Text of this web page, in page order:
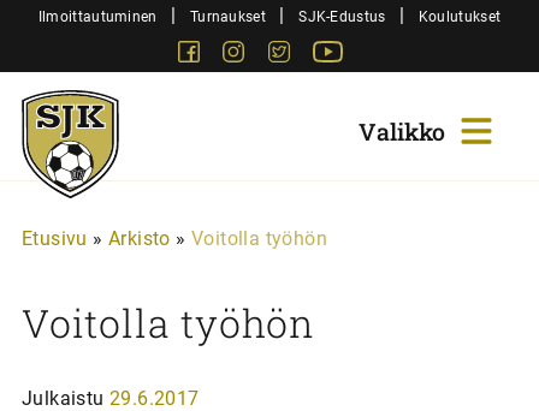
SiirryIlmoittautuminen | Turnaukset | SJK-Edustus | Koulutukset
FacebookInstagram
Twitter
Sjk-
Juniorit
Etusivu » Arkisto » Voitolla työhön
Voitolla työhön
Julkaistu 29.6.2017